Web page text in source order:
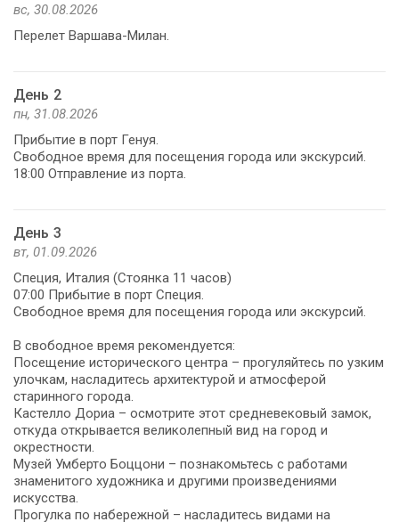
вс, 30.08.2026
Перелет Варшава-Милан.
День 2
пн, 31.08.2026
Прибытие в порт Генуя.
Свободное время для посещения города или экскурсий.
18:00 Отправление из порта.
День 3
вт, 01.09.2026
Специя, Италия (Стоянка 11 часов)
07:00 Прибытие в порт Специя.
Свободное время для посещения города или экскурсий.
В свободное время рекомендуется:
Посещение исторического центра – прогуляйтесь по узким
улочкам, насладитесь архитектурой и атмосферой
старинного города.
Кастелло Дориа – осмотрите этот средневековый замок,
откуда открывается великолепный вид на город и
окрестности.
Музей Умберто Боццони – познакомьтесь с работами
знаменитого художника и другими произведениями
искусства.
Прогулка по набережной – насладитесь видами на